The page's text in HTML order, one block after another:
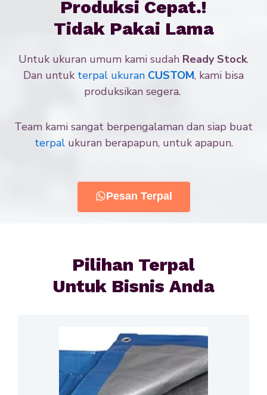
Produksi Cepat.!
Tidak Pakai Lama
Untuk ukuran umum kami sudah Ready Stock.
Dan untuk terpal ukuran CUSTOM, kami bisa
produksikan segera.
Team kami sangat berpengalaman dan siap buat
terpalukuran berapapun, untuk apapun.
Pesan Terpal
Pilihan Terpal
Untuk Bisnis Anda